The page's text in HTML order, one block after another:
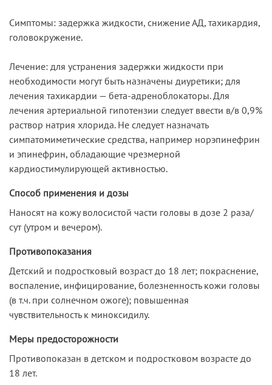
Симптомы: задержка жидкости, снижение АД, тахикардия,
головокружение.
Лечение: для устранения задержки жидкости при
необходимости могут быть назначены диуретики; для
лечения тахикардии — бета-адреноблокаторы. Для
лечения артериальной гипотензии следует ввести в/в 0,9%
раствор натрия хлорида. Не следует назначать
симпатомиметические средства, например норэпинефрин
и эпинефрин, обладающие чрезмерной
кардиостимулирующей активностью.
Способ применения и дозы
Наносят на кожу волосистой части головы в дозе 2 раза/
сут (утром и вечером).
Противопоказания
Детский и подростковый возраст до 18 лет; покраснение,
воспаление, инфицирование, болезненность кожи головы
(в т.ч. при солнечном ожоге); повышенная
чувствительность к миноксидилу.
Меры предосторожности
Противопоказан в детском и подростковом возрасте до
18 лет.